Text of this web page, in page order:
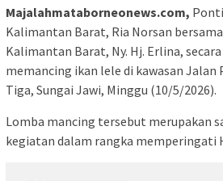
Majalahmataborneonews.com,
Kalimantan Barat, Ria Norsan
Kalimantan Barat, Ny. Hj. Erlina,
memancing ikan lele di kawasan Jalan
Tiga, Sungai Jawi, Minggu (10/5/2026).
Lomba mancing tersebut merupakan
kegiatan dalam rangka memperingati